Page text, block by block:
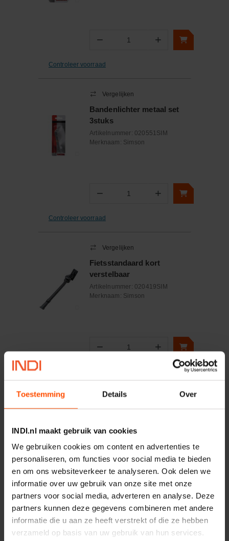
Toestemming Details Over
INDI.nl maakt gebruik van cookies
We gebruiken cookies om content en advertenties te
personaliseren, om functies voor social media te bieden
en om ons websiteverkeer te analyseren. Ook delen we
informatie over uw gebruik van onze site met onze
partners voor social media, adverteren en analyse. Deze
partners kunnen deze gegevens combineren met andere
informatie die u aan ze heeft verstrekt of die ze hebben
verzameld op basis van uw gebruik van hun services.
− Aantal +
Controleer voorraad
Vergelijken
Bandenlichter metaal set
3stuks
Artikelnummer: 020551SIM
Merknaam: Simson
− Aantal +
Controleer voorraad
Vergelijken
Fietsstandaard kort
verstelbaar
Artikelnummer: 020419SIM
Merknaam: Simson
− Aantal +
sleutels
Merknaam:Simson
− +
Controleer voorraad